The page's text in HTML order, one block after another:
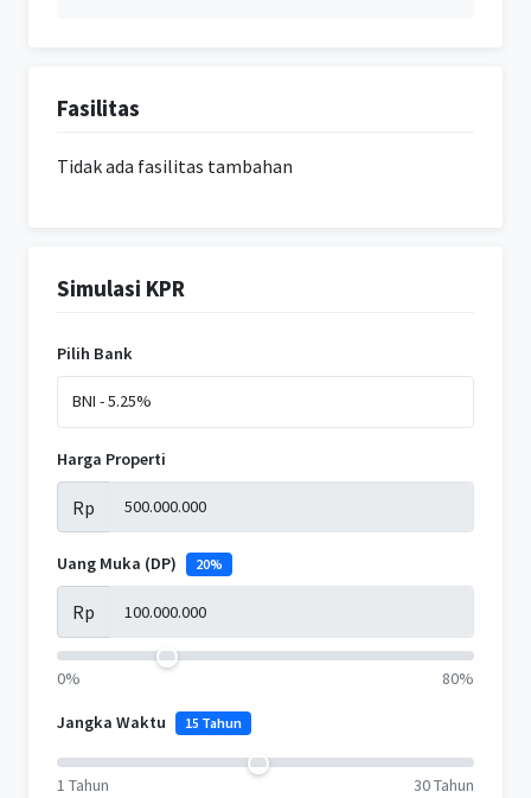
Fasilitas
Tidak ada fasilitas tambahan
Simulasi KPR
Pilih Bank
Harga Properti
Rp
Uang Muka (DP) 20%
Rp
0% 80%
Jangka Waktu 15 Tahun
1 Tahun 30 Tahun